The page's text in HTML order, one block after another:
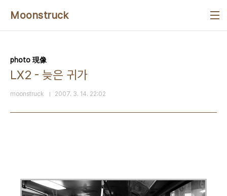
Moonstruck
photo 現像
LX2 - 늦은 귀가
moonstruck 2007. 3. 14. 22:02